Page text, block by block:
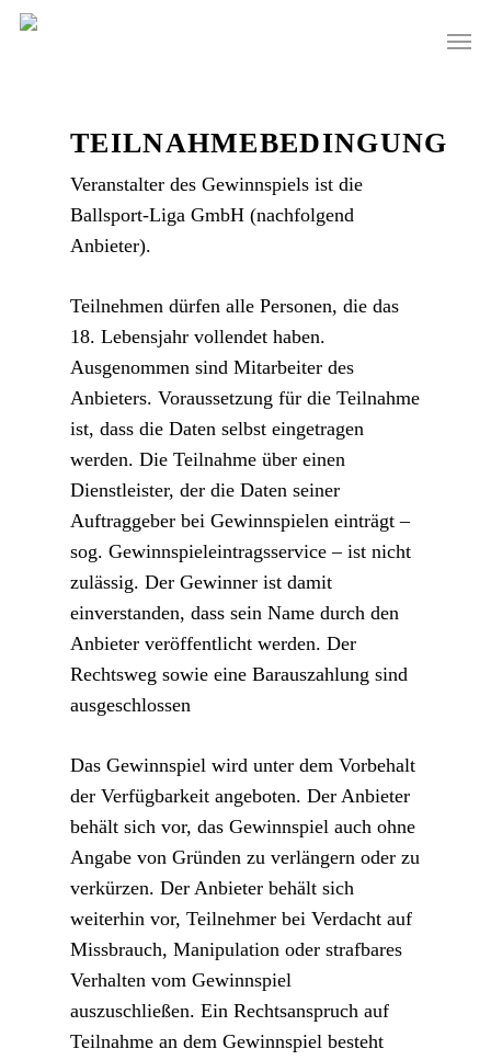
Skip
Menu
TEILNAHMEBEDINGUNG
Veranstalter des Gewinnspiels ist die
Ballsport-Liga GmbH (nachfolgend
Anbieter).
Teilnehmen dürfen alle Personen, die das
18. Lebensjahr vollendet haben.
Ausgenommen sind Mitarbeiter des
Anbieters. Voraussetzung für die Teilnahme
ist, dass die Daten selbst eingetragen
werden. Die Teilnahme über einen
Dienstleister, der die Daten seiner
Auftraggeber bei Gewinnspielen einträgt –
sog. Gewinnspieleintragsservice – ist nicht
zulässig. Der Gewinner ist damit
einverstanden, dass sein Name durch den
Anbieter veröffentlicht werden. Der
Rechtsweg sowie eine Barauszahlung sind
ausgeschlossen
Das Gewinnspiel wird unter dem Vorbehalt
der Verfügbarkeit angeboten. Der Anbieter
behält sich vor, das Gewinnspiel auch ohne
Angabe von Gründen zu verlängern oder zu
verkürzen. Der Anbieter behält sich
weiterhin vor, Teilnehmer bei Verdacht auf
Missbrauch, Manipulation oder strafbares
Verhalten vom Gewinnspiel
auszuschließen. Ein Rechtsanspruch auf
Teilnahme an dem Gewinnspiel besteht